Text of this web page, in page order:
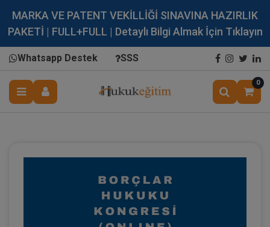
MARKA VE PATENT VEKİLLİĞİ SINAVINA HAZIRLIK
PAKETİ | FULL+FULL | Detaylı Bilgi Almak İçin Tıklayın
Whatsapp Destek SSS
0